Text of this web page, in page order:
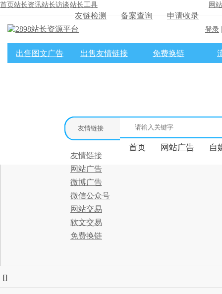
首页 站长资讯站长访谈站长工具
友链检测 备案查询 申请收录
网
登录
友情链接
友情链接
网站广告
微博广告
微信公众号
网站交易
软文交易
免费换链
首页 网站广告 自
出售图文广告 出售友情链接 免费换链
[]